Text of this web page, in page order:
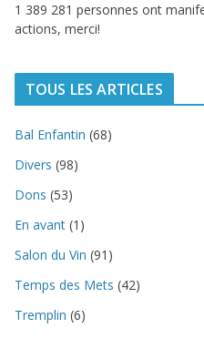
1 389 281 personnes ont
actions, merci!
TOUS LES ARTICLES
Bal Enfantin (68)
Divers (98)
Dons (53)
En avant (1)
Salon du Vin (91)
Temps des Mets (42)
Tremplin (6)